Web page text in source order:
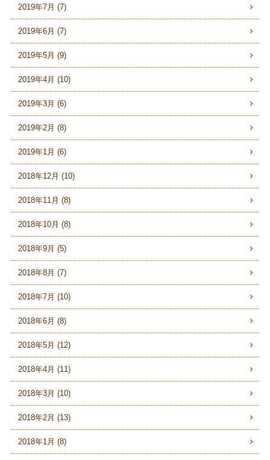
2019年7月 (7)
2019年6月 (7)
2019年5月 (9)
2019年4月 (10)
2019年3月 (6)
2019年2月 (8)
2019年1月 (6)
2018年12月 (10)
2018年11月 (8)
2018年10月 (8)
2018年9月 (5)
2018年8月 (7)
2018年7月 (10)
2018年6月 (8)
2018年5月 (12)
2018年4月 (11)
2018年3月 (10)
2018年2月 (13)
2018年1月 (8)